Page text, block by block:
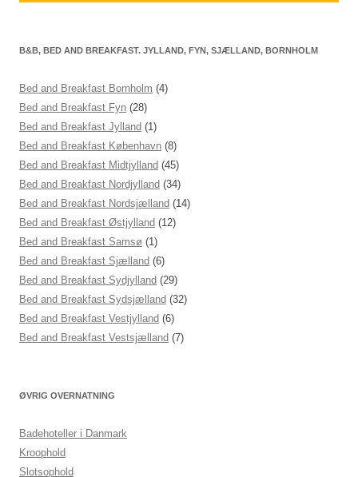
B&B, BED AND BREAKFAST. JYLLAND, FYN, SJÆLLAND, BORNHOLM
Bed and Breakfast Bornholm (4)
Bed and Breakfast Fyn (28)
Bed and Breakfast Jylland (1)
Bed and Breakfast København (8)
Bed and Breakfast Midtjylland (45)
Bed and Breakfast Nordjylland (34)
Bed and Breakfast Nordsjælland (14)
Bed and Breakfast Østjylland (12)
Bed and Breakfast Samsø (1)
Bed and Breakfast Sjælland (6)
Bed and Breakfast Sydjylland (29)
Bed and Breakfast Sydsjælland (32)
Bed and Breakfast Vestjylland (6)
Bed and Breakfast Vestsjælland (7)
ØVRIG OVERNATNING
Badehoteller i Danmark
Kroophold
Slotsophold